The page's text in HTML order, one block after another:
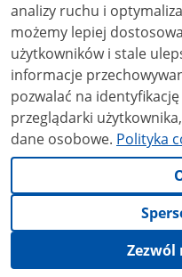
analizy ruchu i optymalizacji
możemy lepiej
użytkowników i stale ulepszać
informacje
pozwalać na
przeglądarki
dane osobowe. Polityka
Zezwól